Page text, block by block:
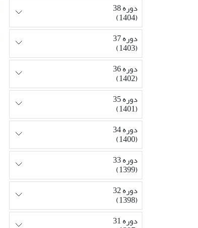
دوره 38
(1404)
دوره 37
(1403)
دوره 36
(1402)
دوره 35
(1401)
دوره 34
(1400)
دوره 33
(1399)
دوره 32
(1398)
دوره 31